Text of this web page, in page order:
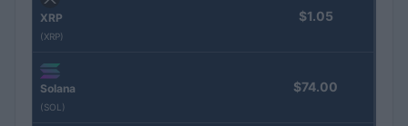
XRP
(XRP)
$1.05
Solana
(SOL)
$74.00